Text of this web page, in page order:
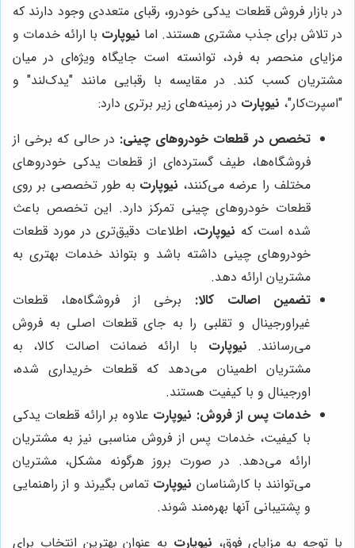
در بازار فروش قطعات یدکی خودرو، رقبای متعددی وجود دارند که
در تلاش برای جذب مشتری هستند. اما نیوپارت با ارائه خدمات و
مزایای منحصر به فرد، توانسته است جایگاه ویژه‌ای در میان
مشتریان کسب کند. در مقایسه با رقبایی مانند "یدک‌لند" و
"اسپرت‌کار"، نیوپارت در زمینه‌های زیر برتری دارد:
تخصص در قطعات خودروهای چینی: در حالی که برخی از
فروشگاه‌ها، طیف گسترده‌ای از قطعات یدکی خودروهای
مختلف را عرضه می‌کنند، نیوپارت به طور تخصصی بر روی
قطعات خودروهای چینی تمرکز دارد. این تخصص باعث
شده است که نیوپارت، اطلاعات دقیق‌تری در مورد قطعات
خودروهای چینی داشته باشد و بتواند خدمات بهتری به
مشتریان ارائه دهد.
تضمین اصالت کالا: برخی از فروشگاه‌ها، قطعات
غیراورجینال و تقلبی را به جای قطعات اصلی به فروش
می‌رسانند. نیوپارت با ارائه ضمانت اصالت کالا، به
مشتریان اطمینان می‌دهد که قطعات خریداری شده،
اورجینال و با کیفیت هستند.
خدمات پس از فروش: نیوپارت علاوه بر ارائه قطعات یدکی
با کیفیت، خدمات پس از فروش مناسبی نیز به مشتریان
ارائه می‌دهد. در صورت بروز هرگونه مشکل، مشتریان
می‌توانند با کارشناسان نیوپارت تماس بگیرند و از راهنمایی
و پشتیبانی آنها بهره‌مند شوند.
با توجه به مزایای فوق، نیوپارت به عنوان بهترین انتخاب برای